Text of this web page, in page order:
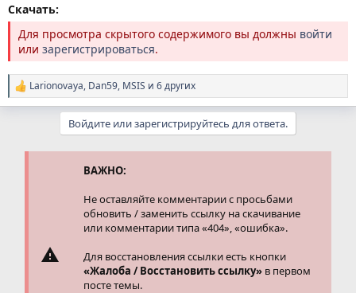
Скачать:
Для просмотра скрытого содержимого вы должны войти
или зарегистрироваться.
Р
е
Larionovaya, Dan59, MSIS и 6 других
Войдите или зарегистрируйтесь для ответа.
ВАЖНО:
Не оставляйте комментарии с просьбами
обновить / заменить ссылку на скачивание
или комментарии типа «404», «ошибка».
Для восстановления ссылки есть кнопки
«Жалоба / Восстановить ссылку» в первом
посте темы.